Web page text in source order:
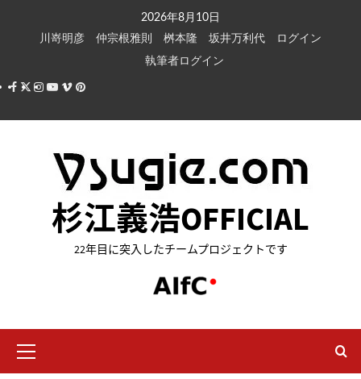
キ
2026年8月10日
川嵜明彦
仲宗根雅則 桝本隆 坂井万利代
ログイン
執筆者ログイン
Facebook
X Instagram
Youtube
VimeoPinterest
杉江義浩OFFICIAL
22年目に突入したチームプロジェクトです
イ
ン